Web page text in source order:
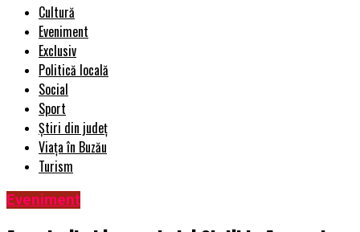
Cultură
Eveniment
Exclusiv
Politică locală
Social
Sport
Știri din județ
Viața în Buzău
Turism
Eveniment